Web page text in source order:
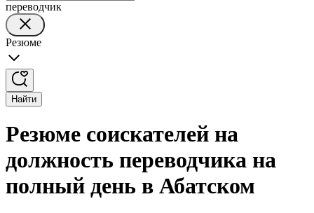
переводчик
Резюме
Найти
Резюме соискателей на
должность переводчика на
полный день в Абатском